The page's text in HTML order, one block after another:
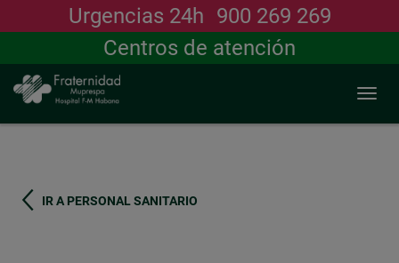
Urgencias 24h 900 269 269
Centros de atención
Buscar
IR A PERSONAL SANITARIO